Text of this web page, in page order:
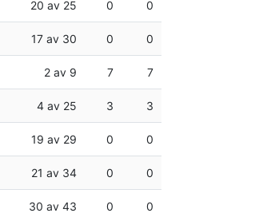
20 av 25 0 0
17 av 30 0 0
2 av 9 7 7
4 av 25 3 3
19 av 29 0 0
21 av 34 0 0
30 av 43 0 0